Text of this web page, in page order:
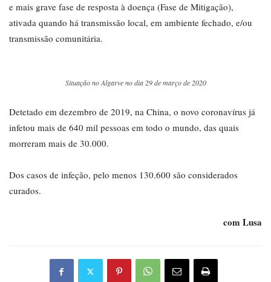
e mais grave fase de resposta à doença (Fase de Mitigação),
ativada quando há transmissão local, em ambiente fechado, e/ou
transmissão comunitária.
Situação no Algarve no dia 29 de março de 2020
Detetado em dezembro de 2019, na China, o novo coronavírus já
infetou mais de 640 mil pessoas em todo o mundo, das quais
morreram mais de 30.000.
Dos casos de infeção, pelo menos 130.600 são considerados
curados.
com Lusa